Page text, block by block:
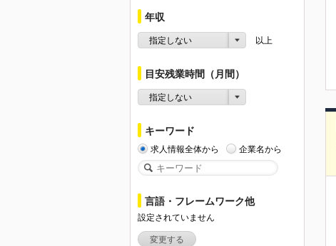
年収
指定しない 以上
目安残業時間（月間）
指定しない
キーワード
求人情報全体から 企業名から
言語・フレームワーク他
設定されていません
変更する